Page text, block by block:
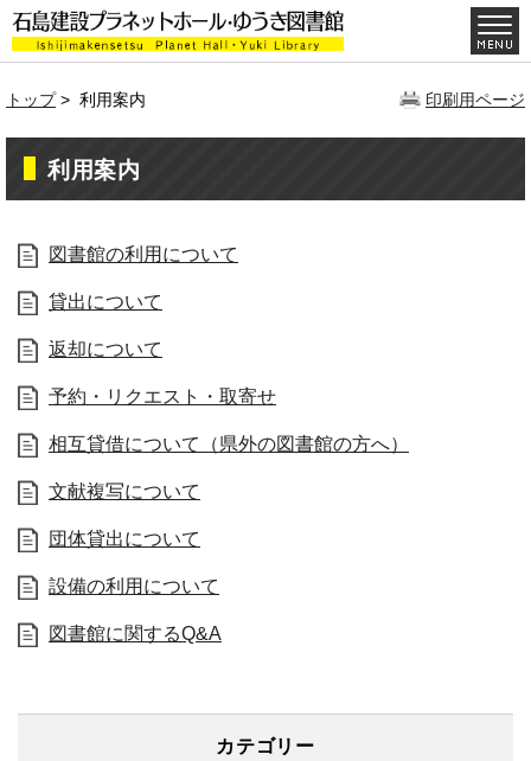
印刷用ページ
トップ> 利用案内
利用案内
図書館の利用について
貸出について
返却について
予約・リクエスト・取寄せ
相互貸借について（県外の図書館の方へ）
文献複写について
団体貸出について
設備の利用について
図書館に関するQ&A
カテゴリー